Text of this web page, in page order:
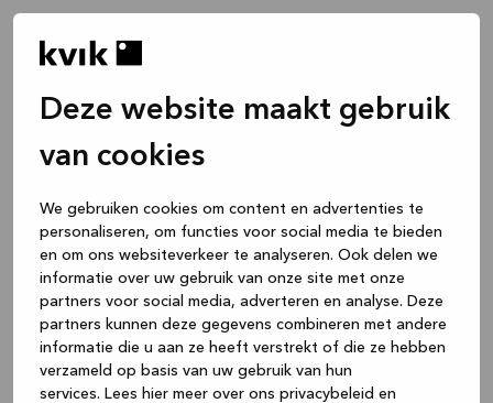
Deze website maakt gebruik
van cookies
We gebruiken cookies om content en advertenties te
personaliseren, om functies voor social media te bieden
en om ons websiteverkeer te analyseren. Ook delen we
informatie over uw gebruik van onze site met onze
partners voor social media, adverteren en analyse. Deze
partners kunnen deze gegevens combineren met andere
informatie die u aan ze heeft verstrekt of die ze hebben
verzameld op basis van uw gebruik van hun
services. Lees hier meer over ons privacybeleid en